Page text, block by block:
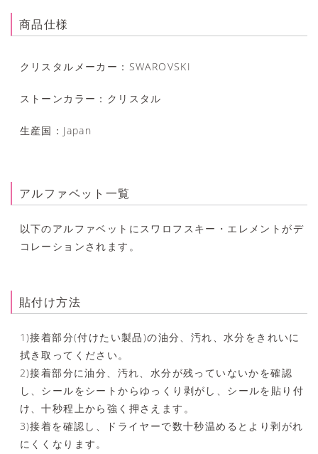
商品仕様
クリスタルメーカー SWAROVSKI
ストーンカラー クリスタル
生産国 Japan
アルファベット一覧
以下のアルファベットにスワロフスキー・エレメントがデ
コレーションされます。
貼付け方法
1)接着部分(付けたい製品)の油分、汚れ、水分をきれいに
拭き取ってください。
2)接着部分に油分、汚れ、水分が残っていないかを確認
し、シールをシートからゆっくり剥がし、シールを貼り付
け、十秒程上から強く押さえます。
3)接着を確認し、ドライヤーで数十秒温めるとより剥がれ
にくくなります。